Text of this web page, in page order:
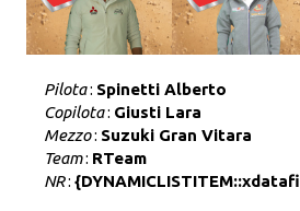
Pilota: Spinetti Alberto
Copilota: Giusti Lara
Mezzo: Suzuki Gran Vitara
Team: RTeam
NR: